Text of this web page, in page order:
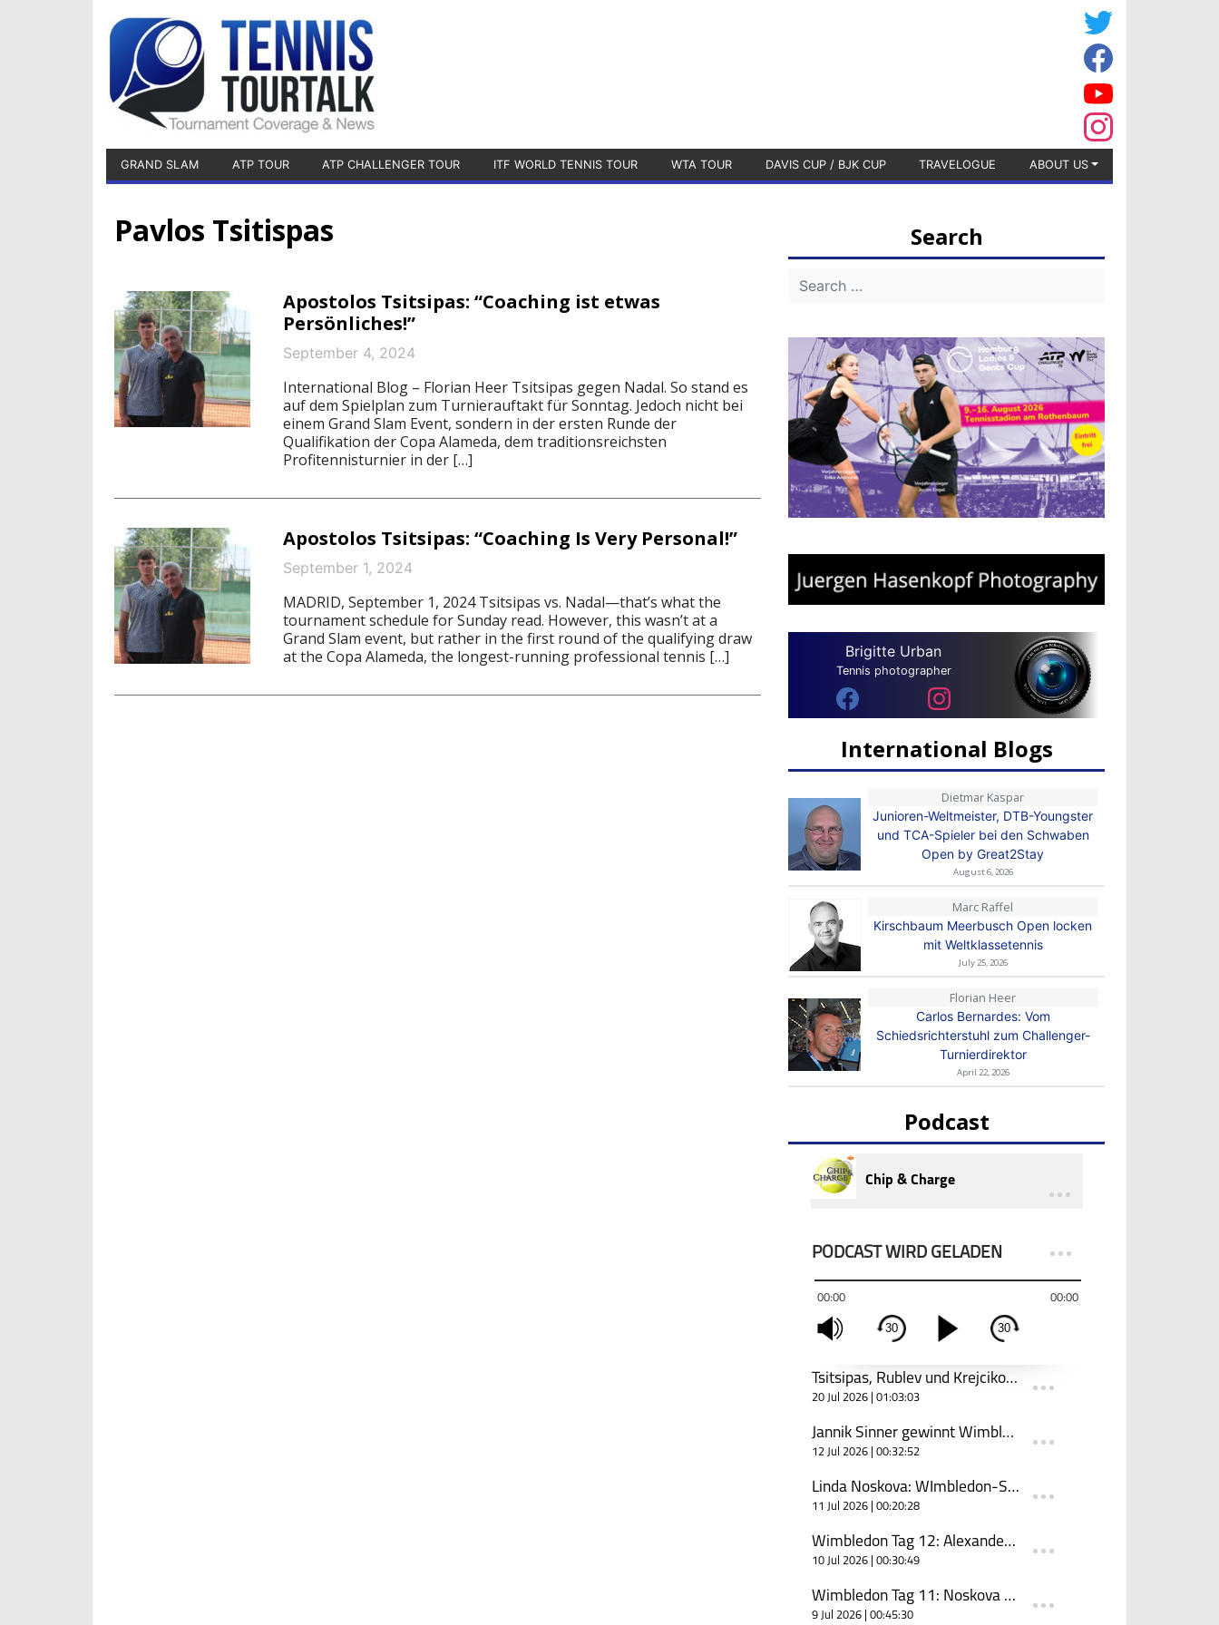
GRAND SLAM ATP TOUR ATP CHALLENGER TOUR ITF WORLD TENNIS TOUR WTA TOUR DAVIS CUP / BJK CUP TRAVELOGUE ABOUT US
Pavlos Tsitispas
Apostolos Tsitsipas: “Coaching ist etwas
Persönliches!”
September 4, 2024
International Blog – Florian Heer Tsitsipas gegen Nadal. So stand es
auf dem Spielplan zum Turnierauftakt für Sonntag. Jedoch nicht bei
einem Grand Slam Event, sondern in der ersten Runde der
Qualifikation der Copa Alameda, dem traditionsreichsten
Profitennisturnier in der […]
Apostolos Tsitsipas: “Coaching Is Very Personal!”
September 1, 2024
MADRID, September 1, 2024 Tsitsipas vs. Nadal—that’s what the
tournament schedule for Sunday read. However, this wasn’t at a
Grand Slam event, but rather in the first round of the qualifying draw
at the Copa Alameda, the longest-running professional tennis […]
Search
Brigitte Urban
Tennis photographer
International Blogs
Dietmar Kaspar
Junioren-Weltmeister, DTB-Youngster
und TCA-Spieler bei den Schwaben
Open by Great2Stay
August 6, 2026
Marc Raffel
Kirschbaum Meerbusch Open locken
mit Weltklassetennis
July 25, 2026
Florian Heer
Carlos Bernardes: Vom
Schiedsrichterstuhl zum Challenger-
Turnierdirektor
April 22, 2026
Podcast